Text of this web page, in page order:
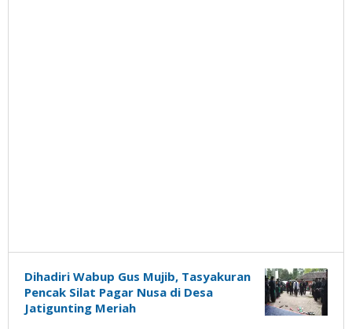
Dihadiri Wabup Gus Mujib, Tasyakuran
Pencak Silat Pagar Nusa di Desa
Jatigunting Meriah